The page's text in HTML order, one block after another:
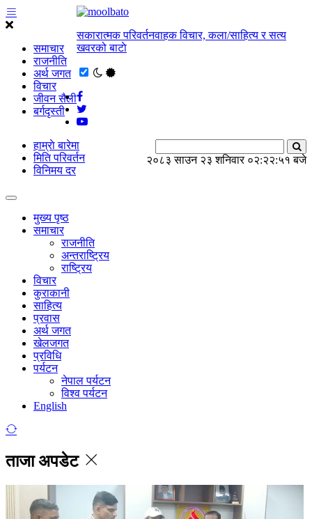
समाचार
राजनीति
अर्थ जगत
विचार
जीवन सैली
बर्गदृस्ती
सकारात्मक परिवर्तनवाहक विचार, कला/साहित्य र सत्य
खवरको बाटाे
२०८३ साउन २३ शनिवार ०२:२२:५२ बजे
हाम्राे बारेमा
मिति परिवर्तन
विनिमय दर
मुख्य पृष्ठ
समाचार
राजनीति
अन्तराष्ट्रिय
राष्ट्रिय
विचार
कुराकानी
साहित्य
प्रवास
अर्थ जगत
खेलजगत
प्रविधि
पर्यटन
नेपाल पर्यटन
विश्व पर्यटन
English
ताजा अपडेट